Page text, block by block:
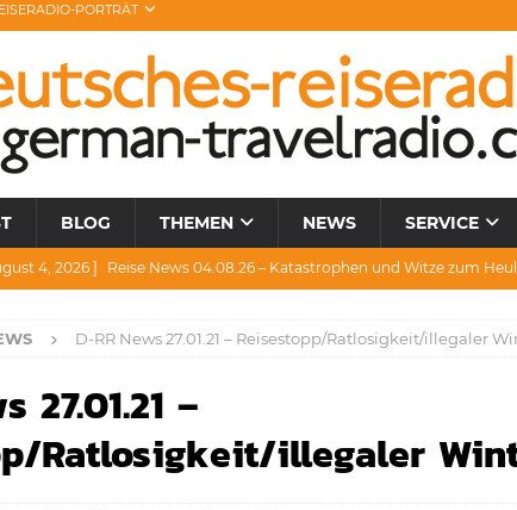
PORTRÄT
BLOG THEMEN NEWS SERVICE
4, 2026 ] Reise News 04.08.26 – Katastrophen und Witze zum
28, 2026 ] Reise News 28.07.26 – Umwelt, Politik, Protest & Warnung
23, 2026 ] Reise News 23.07.26 – Condor, Scooter, Brände, Baustellen
D-RR News 27.01.21 – Reisestopp/Ratlosigkeit/illegaler
27.01.21 –
Ratlosigkeit/illegaler